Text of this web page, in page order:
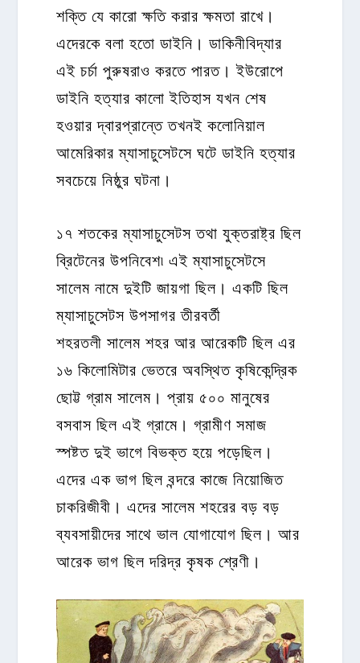
শক্তি যে কারো ক্ষতি করার ক্ষমতা রাখে।
এদেরকে বলা হতো ডাইনি। ডাকিনীবিদ্যার
এই চর্চা পুরুষরাও করতে পারত। ইউরোপে
ডাইনি হত্যার কালো ইতিহাস যখন শেষ
হওয়ার দ্বারপ্রান্তে তখনই কলোনিয়াল
আমেরিকার ম্যাসাচুসেটসে ঘটে ডাইনি হত্যার
সবচেয়ে নিষ্ঠুর ঘটনা।
১৭ শতকের ম্যাসাচুসেটস তথা যুক্তরাষ্ট্র ছিল
ব্রিটেনের উপনিবেশ৷ এই ম্যাসাচুসেটসে
সালেম নামে দুইটি জায়গা ছিল। একটি ছিল
ম্যাসাচুসেটস উপসাগর তীরবর্তী
শহরতলী সালেম শহর আর আরেকটি ছিল এর
১৬ কিলোমিটার ভেতরে অবস্থিত কৃষিকেন্দ্রিক
ছোট্ট গ্রাম সালেম। প্রায় ৫০০ মানুষের
বসবাস ছিল এই গ্রামে। গ্রামীণ সমাজ
স্পষ্টত দুই ভাগে বিভক্ত হয়ে পড়েছিল।
এদের এক ভাগ ছিল বন্দরে কাজে নিয়োজিত
চাকরিজীবী। এদের সালেম শহরের বড় বড়
ব্যবসায়ীদের সাথে ভাল যোগাযোগ ছিল। আর
আরেক ভাগ ছিল দরিদ্র কৃষক শ্রেণী।